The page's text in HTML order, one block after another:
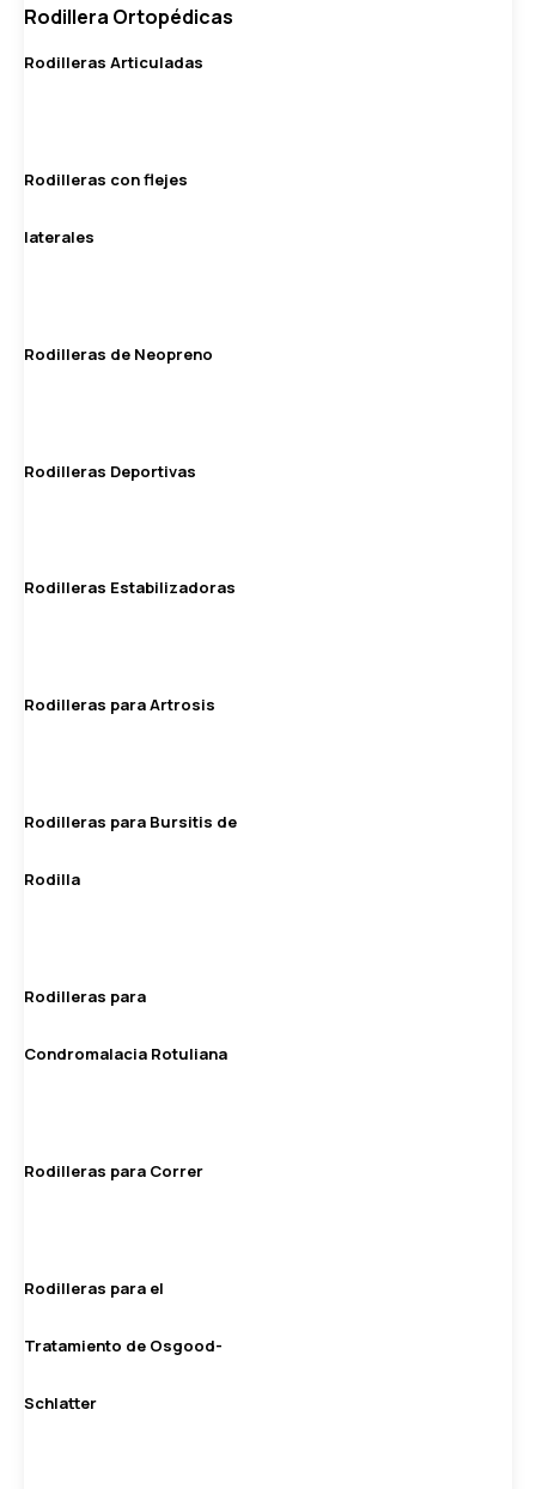
Rodillera Ortopédicas
Rodilleras Articuladas
Rodilleras con flejes
laterales
Rodilleras de Neopreno
Rodilleras Deportivas
Rodilleras Estabilizadoras
Rodilleras para Artrosis
Rodilleras para Bursitis de
Rodilla
Rodilleras para
Condromalacia Rotuliana
Rodilleras para Correr
Rodilleras para el
Tratamiento de Osgood-
Schlatter